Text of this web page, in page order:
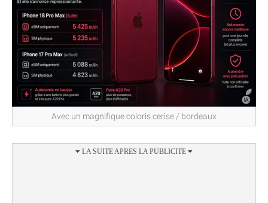
Avec un magnifique coloris cerise / bordeaux